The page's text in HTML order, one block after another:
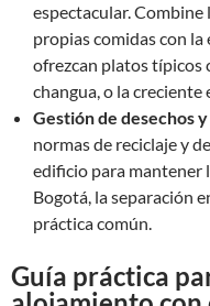
espectacular. Combine
propias comidas con
ofrezcan platos típicos
changua, o la creciente
Gestión de desechos
normas de reciclaje y
edificio para mantener
Bogotá, la separación
práctica común.
Guía práctica